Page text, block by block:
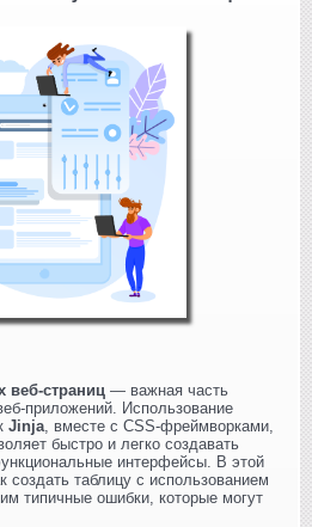
веб-страниц — важная часть
приложений. Использование
Jinja, вместе с CSS-фреймворками,
быстро и легко создавать
интерфейсы. В этой
создать таблицу с использованием
типичные ошибки, которые могут